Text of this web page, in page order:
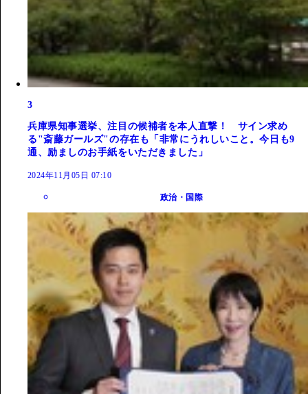
3
兵庫県知事選挙、注目の候補者を本人直撃！ サイン求め
る"斎藤ガールズ"の存在も「非常にうれしいこと。今日も9
通、励ましのお手紙をいただきました」
2024年11月05日 07:10
政治・国際